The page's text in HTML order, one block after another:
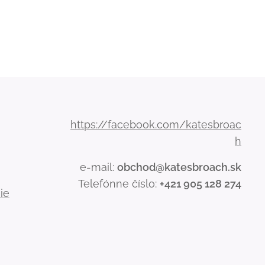
https://facebook.com/katesbroac
h
e-mail: obchod@katesbroach.sk
Telefónne číslo: +421 905 128 274